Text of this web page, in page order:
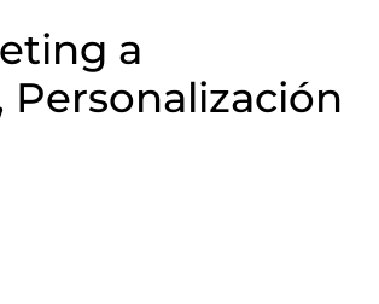
a
Personalización